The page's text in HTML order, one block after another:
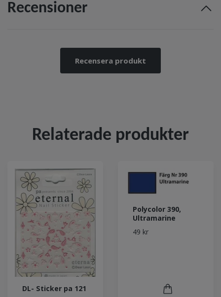
Recensioner
Recensera produkt
Relaterade produkter
DL- Sticker pa 121
Polycolor 390,
Ultramarine
49 kr